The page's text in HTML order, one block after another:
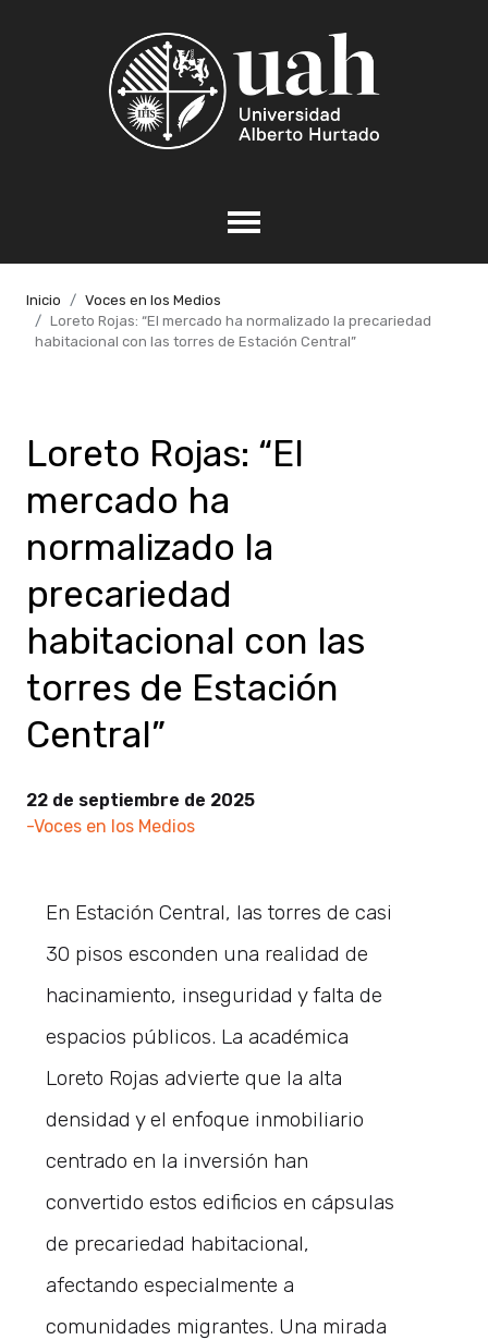
Inicio
Voces en los Medios
Loreto Rojas: “El mercado ha normalizado la precariedad
habitacional con las torres de Estación Central”
Loreto Rojas: “El
mercado ha
normalizado la
precariedad
habitacional con las
torres de Estación
Central”
22 de septiembre de 2025
-Voces en los Medios
En Estación Central, las torres de casi
30 pisos esconden una realidad de
hacinamiento, inseguridad y falta de
espacios públicos. La académica
Loreto Rojas advierte que la alta
densidad y el enfoque inmobiliario
centrado en la inversión han
convertido estos edificios en cápsulas
de precariedad habitacional,
afectando especialmente a
comunidades migrantes. Una mirada